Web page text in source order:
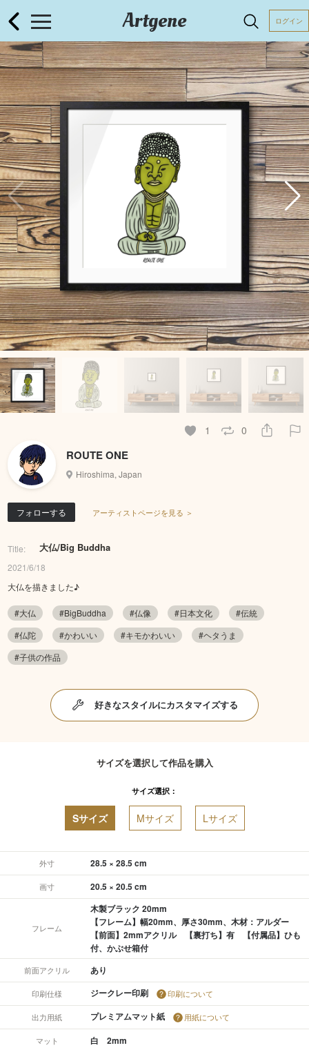
Artgene ログイン
1 0
ROUTE ONE
Hiroshima, Japan
フォローする アーティストページを見る ＞
Title: 大仏/Big Buddha
2021/6/18
大仏を描きました♪
#大仏 #BigBuddha #仏像 #日本文化
#伝統
#仏陀
#かわいい #キモかわいい
#ヘタうま
#子供の作品
好きなスタイルにカスタマイズする
サイズを選択して作品を購入
サイズ選択：
Sサイズ Mサイズ Lサイズ
外寸 28.5 × 28.5 cm
画寸 20.5 × 20.5 cm
フレーム
木製ブラック 20mm
【フレーム】幅20mm、厚さ30mm、木材：アルダー
【前面】2mmアクリル 【裏打ち】有 【付属品】ひも
付、かぶせ箱付
前面アクリル あり
印刷仕様 ジークレー印刷 印刷について
出力用紙 プレミアムマット紙 用紙について
マット 白 2mm